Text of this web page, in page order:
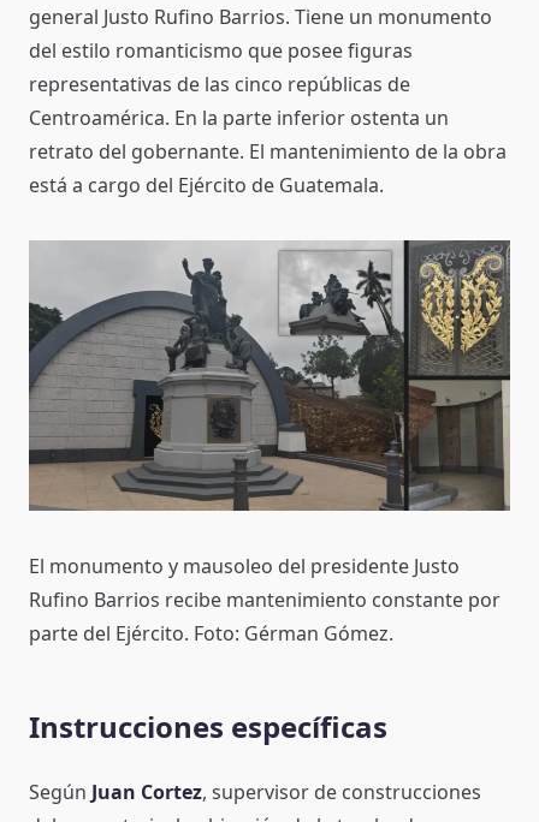
general Justo Rufino Barrios. Tiene un monumento
del estilo romanticismo que posee figuras
representativas de las cinco repúblicas de
Centroamérica. En la parte inferior ostenta un
retrato del gobernante. El mantenimiento de la obra
está a cargo del Ejército de Guatemala.
El monumento y mausoleo del presidente Justo
Rufino Barrios recibe mantenimiento constante por
parte del Ejército. Foto: Gérman Gómez.
Instrucciones específicas
Según Juan Cortez, supervisor de construcciones